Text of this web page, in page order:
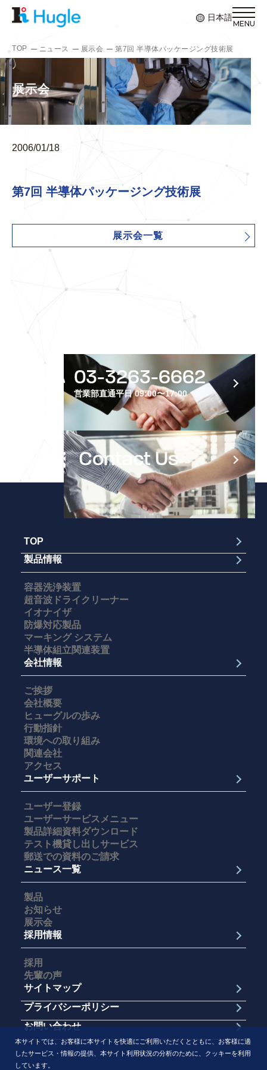
日本語
TOP ニュース 展示会 第7回 半導体パッケージング技術展
展示会
2006/01/18
第7回 半導体パッケージング技術展
展示会一覧
S
03-3263-6662
営業部直通平日 09:00〜17:00
Contact Us
TOP
製品情報
容器洗浄装置
超音波ドライクリーナー
イオナイザ
防爆対応製品
マーキング システム
半導体組立関連装置
会社情報
ご挨拶
会社概要
ヒューグルの歩み
行動指針
環境への取り組み
関連会社
アクセス
ユーザーサポート
ユーザー登録
ユーザーサービスメニュー
製品詳細資料ダウンロード
テスト機貸し出しサービス
郵送での資料のご請求
ニュース一覧
製品
お知らせ
展示会
採用情報
採用
先輩の声
サイトマップ
プライバシーポリシー
お問い合わせ
本サイトでは、お客様に本サイトを快適にご利用いただくとともに、お客様に適
したサービス・情報の提供、本サイト利用状況の分析のために、クッキーを利用
しています。